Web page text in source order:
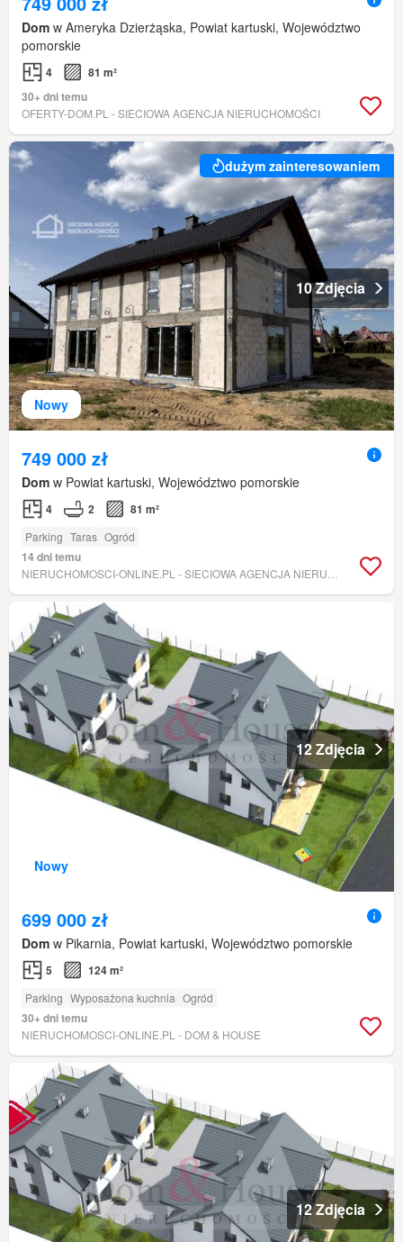
Dom w Ameryka Dzierżąska, Powiat kartuski, Województwo
pomorskie
4
81 m²
30+ dni temu
OFERTY-DOM.PL - SIECIOWA AGENCJA NIERUCHOMOŚCI
Nowy
dużym zainteresowaniem
10 Zdjęcia
749 000 zł
Dom w Powiat kartuski, Województwo pomorskie
4 2 81 m²
Parking Taras Ogród
14 dni temu
Nowy
12 Zdjęcia
699 000 zł
Dom w Pikarnia, Powiat kartuski, Województwo pomorskie
5 124 m²
Parking Wyposażona kuchnia Ogród
30+ dni temu
NIERUCHOMOSCI-ONLINE.PL - DOM & HOUSE
12 Zdjęcia